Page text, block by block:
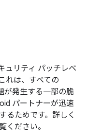
ュリティ パッチレベ
れは、すべての
が発生する一部の脆
パートナーが迅速
るためです。詳しく
ください。